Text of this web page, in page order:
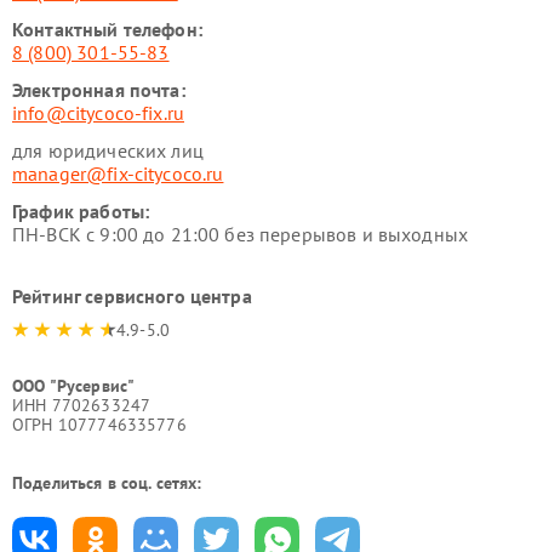
Контактный телефон:
8 (800) 301-55-83
Электронная почта:
info@citycoco-fix.ru
для юридических лиц
manager@fix-citycoco.ru
График работы:
ПН-ВСК с 9:00 до 21:00 без перерывов и выходных
Рейтинг сервисного центра
4.9-5.0
ООО "Русервис"
ИНН 7702633247
ОГРН 1077746335776
Поделиться в соц. сетях: